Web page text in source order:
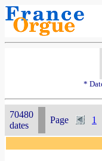
*
70480
dates
Page 1